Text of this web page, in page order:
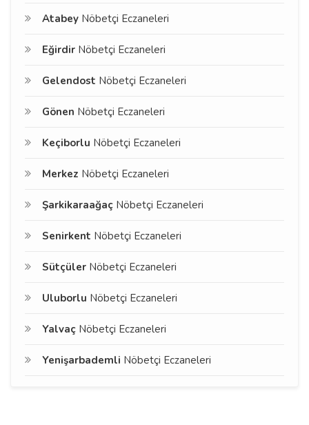
Atabey Nöbetçi Eczaneleri
Eğirdir Nöbetçi Eczaneleri
Gelendost Nöbetçi Eczaneleri
Gönen Nöbetçi Eczaneleri
Keçiborlu Nöbetçi Eczaneleri
Merkez Nöbetçi Eczaneleri
Şarkikaraağaç Nöbetçi Eczaneleri
Senirkent Nöbetçi Eczaneleri
Sütçüler Nöbetçi Eczaneleri
Uluborlu Nöbetçi Eczaneleri
Yalvaç Nöbetçi Eczaneleri
Yenişarbademli Nöbetçi Eczaneleri